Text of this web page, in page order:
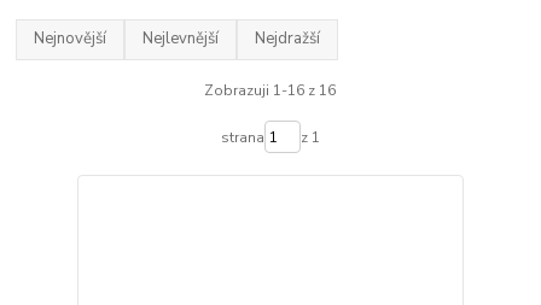
Nejnovější Nejlevnější Nejdražší
Zobrazuji 1-16 z 16
strana z 1